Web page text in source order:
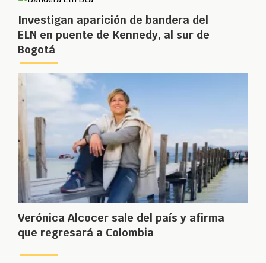
Investigan aparición de bandera del
ELN en puente de Kennedy, al sur de
Bogotá
Verónica Alcocer sale del país y afirma
que regresará a Colombia